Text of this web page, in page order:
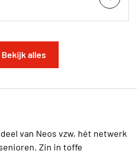
Bekijk alles
van Neos vzw, hét netwerk
Zin in toffe